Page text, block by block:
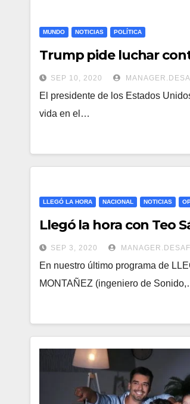
MUNDO NOTICIAS POLÍTICA
Trump pide luchar
SEP 10, 2020
El presidente de los Estados
vida en el…
LLEGÓ LA HORA NACIONAL NOTICIAS
Llegó la hora con Teo
SEP 3, 2020
En nuestro último programa de
MONTAÑEZ (ingeniero de